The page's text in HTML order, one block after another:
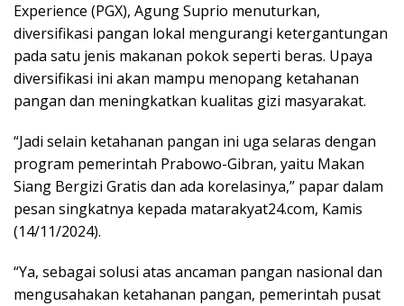
Experience (PGX), Agung Suprio menuturkan,
diversifikasi pangan lokal mengurangi ketergantungan
pada satu jenis makanan pokok seperti beras. Upaya
diversifikasi ini akan mampu menopang ketahanan
pangan dan meningkatkan kualitas gizi masyarakat.
“Jadi selain ketahanan pangan ini uga selaras dengan
program pemerintah Prabowo-Gibran, yaitu Makan
Siang Bergizi Gratis dan ada korelasinya,” papar dalam
pesan singkatnya kepada matarakyat24.com, Kamis
(14/11/2024).
“Ya, sebagai solusi atas ancaman pangan nasional dan
mengusahakan ketahanan pangan, pemerintah pusat